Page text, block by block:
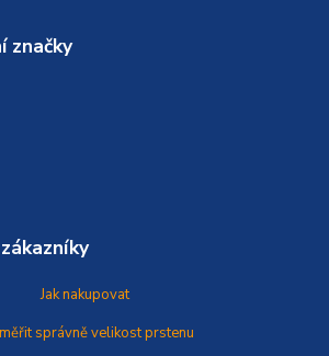
značky
Jak nakupovat
správněvelikost prstenu